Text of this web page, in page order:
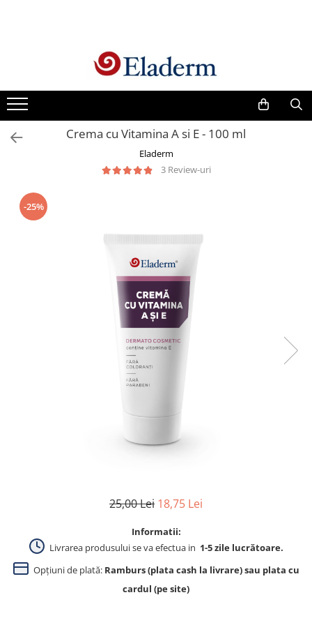
Vezi toate produsele
Creme cu protectie solara
Produse Antirid
Produse Hidratante
Produse Anti sebum
Produse Antiacnee
Produse pentru curatare
Crema cu Vitamina A si E - 100 ml
Eladerm
3 Review-uri
-25%
25,00 Lei 18,75 Lei
Informatii:
Livrarea produsului se va efectua in 1-5 zile lucrătoare.
Opțiuni de plată: Ramburs (plata cash la livrare) sau plata cu
cardul (pe site)